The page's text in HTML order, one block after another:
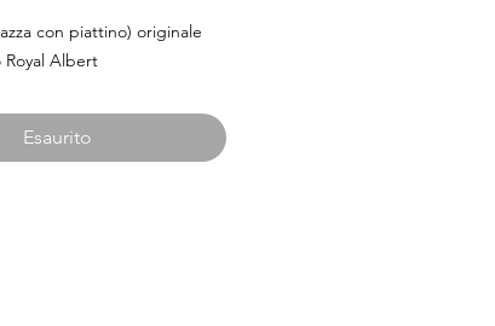
con piattino) originale
Albert
Esaurito